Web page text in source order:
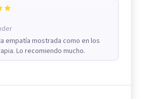
empatía mostrada como en los
Lo recomiendo mucho.